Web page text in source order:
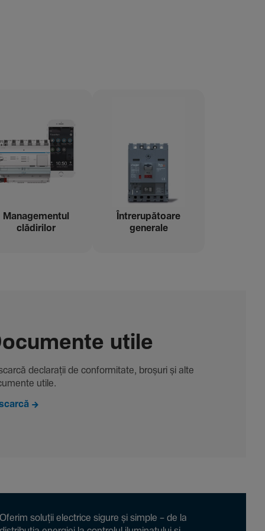
Managementul
clădi­rilor
Între­ru­pă­toare
gene­rale
utile
decla­rații de conformitate, broșuri și alte
utile.
soluții electrice sigure și simple – de la